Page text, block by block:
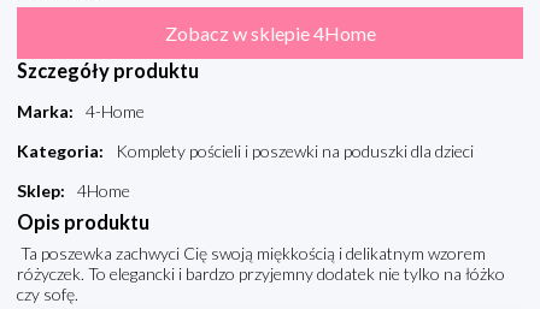
Zobacz w sklepie 4Home
Szczegóły produktu
Marka:
4-Home
Kategoria:
Komplety pościeli i poszewki na poduszki dla dzieci
Sklep: 4Home
Opis produktu
Ta poszewka zachwyci Cię swoją miękkością i delikatnym wzorem
różyczek. To elegancki i bardzo przyjemny dodatek nie tylko na łóżko
czy sofę.